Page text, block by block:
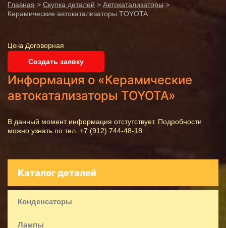
Главная > Скупка деталей > Автокатализаторы >
Керамические автокатализаторы TOYOTA
Цена Договорная
Создать заявку
Информация о «Керамические
автокатализаторы TOYOTA»
В данный момент информация отстутствует. Подробности
можно узнать по тел. +7 (912) 744-48-18
Каталог деталей
Конденсаторы
Лампы